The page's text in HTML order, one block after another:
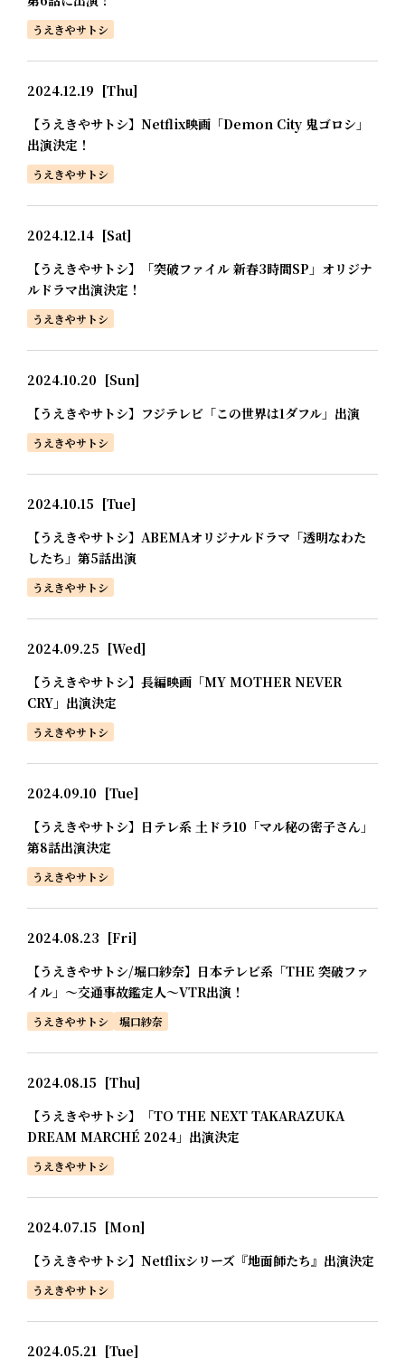
うえきやサトシ
2024.12.19 [Thu]
【うえきやサトシ】Netflix映画「Demon City 鬼ゴロシ」
出演決定！
うえきやサトシ
2024.12.14 [Sat]
【うえきやサトシ】「突破ファイル 新春3時間SP」オリジナ
ルドラマ出演決定！
うえきやサトシ
2024.10.20 [Sun]
【うえきやサトシ】フジテレビ「この世界は1ダフル」出演
うえきやサトシ
2024.10.15 [Tue]
【うえきやサトシ】ABEMAオリジナルドラマ「透明なわた
したち」第5話出演
うえきやサトシ
2024.09.25 [Wed]
【うえきやサトシ】長編映画「MY MOTHER NEVER
CRY」出演決定
うえきやサトシ
2024.09.10 [Tue]
【うえきやサトシ】日テレ系 土ドラ10「マル秘の密子さん」
第8話出演決定
うえきやサトシ
2024.08.23 [Fri]
【うえきやサトシ/堀口紗奈】日本テレビ系「THE 突破ファ
イル」～交通事故鑑定人～VTR出演！
うえきやサトシ 堀口紗奈
2024.08.15 [Thu]
【うえきやサトシ】「TO THE NEXT TAKARAZUKA
DREAM MARCHÉ 2024」出演決定
うえきやサトシ
2024.07.15 [Mon]
【うえきやサトシ】Netflixシリーズ『地面師たち』出演決定
うえきやサトシ
2024.05.21 [Tue]